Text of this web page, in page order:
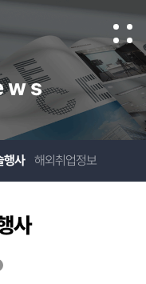
행사 해외취업정보
사